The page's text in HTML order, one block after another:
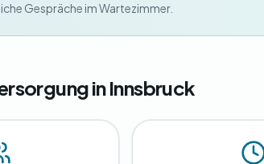
Gespräche im Wartezimmer.
in Innsbruck